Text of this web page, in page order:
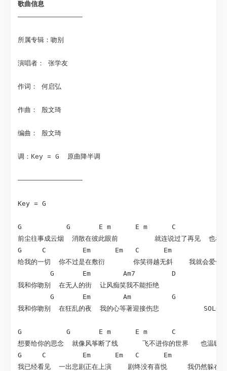
歌曲信息
————————————————
所属专辑：吻别
演唱者： 张学友
作词： 何启弘
作曲： 殷文琦
编曲： 殷文琦
调：Key = G  原曲降半调
————————————————
Key = G
G           G       E m      E m      C          C
前尘往事成云烟  消散在彼此眼前         就连说过了再见  也看不
G     C         Em      Em   C      Em
给我的一切  你不过是在敷衍       你笑得越无斜    我就会爱你爱
        G       Em        Am7         D
我和你吻别  在无人的街  让风痴笑我不能拒绝
        G       Em        Am          G
我和你吻别  在狂乱的夜  我的心等著迎接伤悲           SOLO1
G           G       E m      E m      C          C
想要给你的思念  就像风筝断了线      飞不进你的世界   也温暖不
G     C         Em      Em   C      Em
我已经看见  一出悲剧正在上演    剧终没有喜悦     我仍然躲在你